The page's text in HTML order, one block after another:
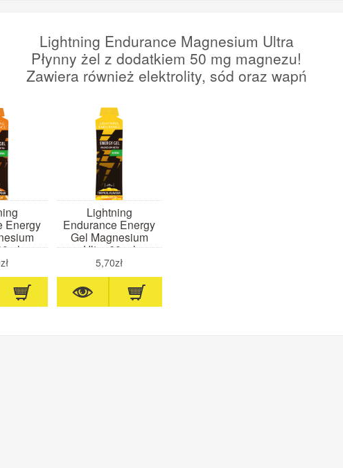
Lightning Endurance Magnesium Ultra
Płynny żel z dodatkiem 50 mg magnezu!
Zawiera również elektrolity, sód oraz wapń
Energy
Lightning
Endurance Energy
Gel Magnesium
Ultra 60 ml
(tropikalny)
5,70zł